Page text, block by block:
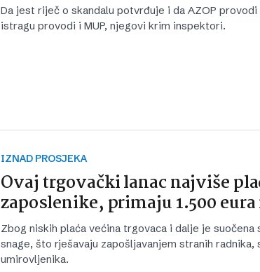
Da jest riječ o skandalu potvrđuje i da AZOP provodi
istragu provodi i MUP, njegovi krim inspektori.
IZNAD PROSJEKA
Ovaj trgovački lanac najviše
zaposlenike, primaju 1.500
Zbog niskih plaća većina trgovaca i dalje je suočena
snage, što rješavaju zapošljavanjem stranih radnika,
umirovljenika.